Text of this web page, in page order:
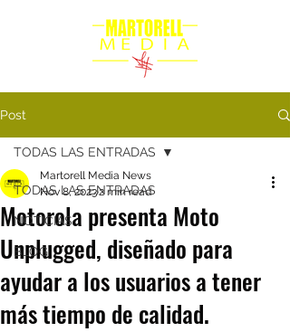
Post
TODAS LAS ENTRADAS
NOTICIAS
BLOG
TODAS LAS ENTRADAS
Motorola presenta Moto
Unplugged, diseñado para
ayudar a los usuarios a tener
más tiempo de calidad.
Martorell Media News
Nov 8, 20232 min read